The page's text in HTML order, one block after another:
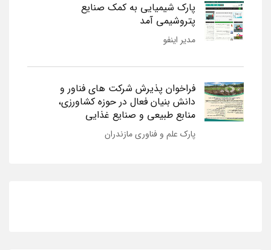
پارک شیمیایی به کمک صنایع
پتروشیمی آمد
مدیر اینفو
فراخوان پذیرش شرکت های فناور و
دانش بنیان فعال در حوزه کشاورزی،
منابع طبیعی و صنایع غذایی
پارک علم و فناوری مازندران